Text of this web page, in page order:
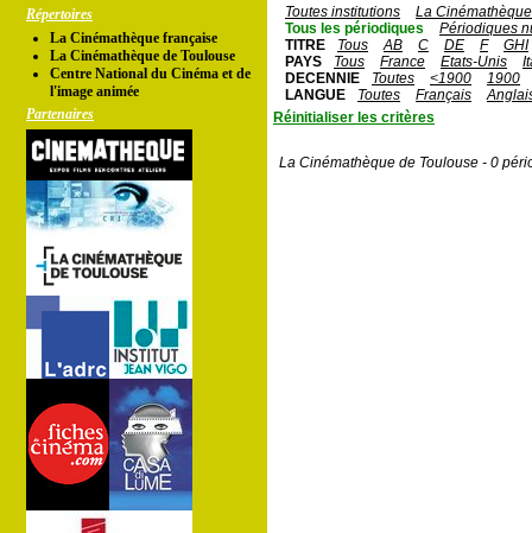
Répertoires
La Cinémathèque française
La Cinémathèque de Toulouse
Centre National du Cinéma et de
l'image animée
Partenaires
Toutes institutions
La
Tous les périodiques
Périodiques
TITRE
Tous AB C DE F
GHI
PAYS
Tous France Etats-Unis
DECENNIE
Toutes <1900
1900
LANGUE
Toutes Français
Réinitialiser les critères
La Cinémathèque de Toulouse - 0